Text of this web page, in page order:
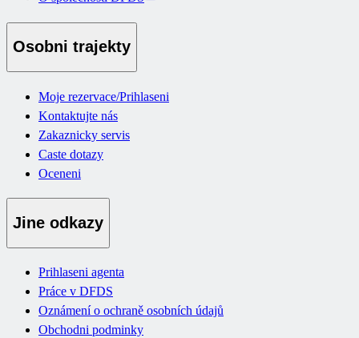
Osobni trajekty
Moje rezervace/Prihlaseni
Kontaktujte nás
Zakaznicky servis
Caste dotazy
Oceneni
Jine odkazy
Prihlaseni agenta
Práce v DFDS
Oznámení o ochraně osobních údajů
Obchodni podminky